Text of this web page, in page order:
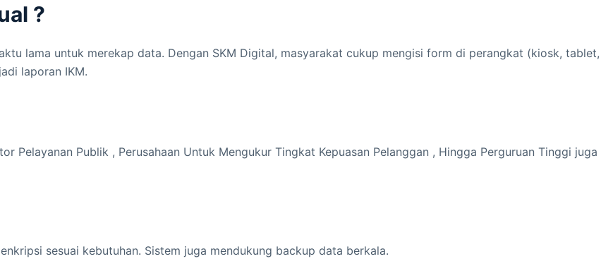
?
lama untuk merekap data. Dengan SKM Digital, masyarakat cukup mengisi form di perangkat (kiosk, tablet,
laporan IKM.
Pelayanan Publik , Perusahaan Untuk Mengukur Tingkat Kepuasan Pelanggan , Hingga Perguruan Tinggi juga
sesuai kebutuhan. Sistem juga mendukung backup data berkala.